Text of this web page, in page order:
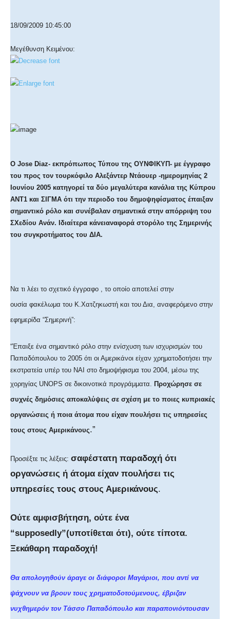
18/09/2009 10:45:00
Μεγέθυνση Κειμένου:
O Jose Diaz- εκπρόπωπος Τύπου της ΟΥΝΦΙΚΥΠ- με έγγραφο
του προς τον τουρκόφιλο Αλεξάντερ Ντάουερ -ημερομηνίας 2
Ιουνίου 2005 κατηγορεί τα δύο μεγαλύτερα κανάλια της Κύπρου
ΑΝΤ1 και ΣΙΓΜΑ ότι την περιοδο του δημοψηφίσματος έπαιξαν
σημαντικό ρόλο και συνέβαλαν σημαντικά στην απόρριψη του
ΣΧεδίου Ανάν. Ιδιαίτερα κάνειαναφορά στορόλο της Σημερινής
του συγκροτήματος του ΔΙΑ.
Να τι λέει το σχετικό έγγραφο , το οποίο αποτελεί στην
ουσία φακέλωμα του Κ.Χατζηκωστή και του Δια, αναφερόμενο στην
εφημερίδα “Σημερινή”:
“Έπαιξε ένα σημαντικό ρόλο στην ενίσχυση των ισχυρισμών του
Παπαδόπουλου το 2005 ότι οι Αμερικάνοι είχαν χρηματοδοτήσει την
εκστρατεία υπέρ του ΝΑΙ στο δημοψήφισμα του 2004, μέσω της
χορηγίας UNOPS σε δικοινοτικά προγράμματα. Προχώρησε σε
συχνές δημόσιες αποκαλύψεις σε σχέση με το ποιες κυπριακές
οργανώσεις ή ποια άτομα που είχαν πουλήσει τις υπηρεσίες
τους στους Αμερικάνους.”
Προσέξτε τις λέξεις: σαφέστατη παραδοχή ότι
οργανώσεις ή άτομα είχαν πουλήσει τις
υπηρεσίες τους στους Αμερικάνους.
Ούτε αμφισβήτηση, ούτε ένα
“supposedly”(υποτίθεται ότι), ούτε τίποτα.
Ξεκάθαρη παραδοχή!
Θα απολογηθούν άραγε οι διάφοροι Μαγάριοι, που αντί να
ψάχνουν να βρουν τους χρηματοδοτούμενους, έβριζαν
νυχθημερόν τον Τάσσο Παπαδόπουλο και παραπονιόντουσαν